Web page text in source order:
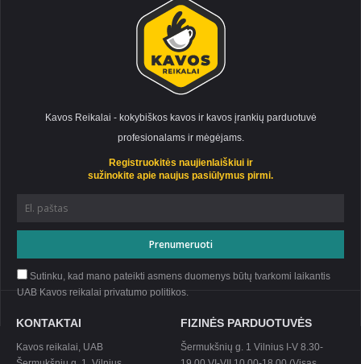
KONTAKTAI
Kavos reikalai, UAB
FIZINĖS PARDUOTUVĖS
Šermukšnių g. 1 Vilnius I-V 8.30-
Kavos Reikalai - kokybiškos kavos ir kavos įrankių parduotuvė
profesionalams ir mėgėjams.
Registruokitės naujienlaiškiui ir
sužinokite apie naujus pasiūlymus pirmi.
Sutinku, kad mano pateikti asmens duomenys būtų tvarkomi laikantis
UAB Kavos reikalai privatumo politikos.